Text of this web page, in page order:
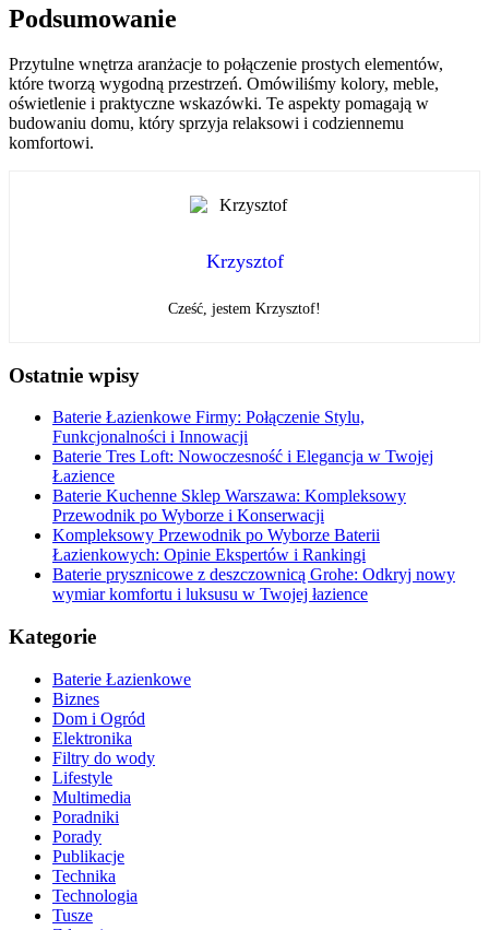
Podsumowanie
Przytulne wnętrza aranżacje to połączenie prostych elementów,
które tworzą wygodną przestrzeń. Omówiliśmy kolory, meble,
oświetlenie i praktyczne wskazówki. Te aspekty pomagają w
budowaniu domu, który sprzyja relaksowi i codziennemu
komfortowi.
Krzysztof
Cześć, jestem Krzysztof!
Ostatnie wpisy
Baterie Łazienkowe Firmy: Połączenie Stylu,
Funkcjonalności i Innowacji
Baterie Tres Loft: Nowoczesność i Elegancja w Twojej
Łazience
Baterie Kuchenne Sklep Warszawa: Kompleksowy
Przewodnik po Wyborze i Konserwacji
Kompleksowy Przewodnik po Wyborze Baterii
Łazienkowych: Opinie Ekspertów i Rankingi
Baterie prysznicowe z deszczownicą Grohe: Odkryj nowy
wymiar komfortu i luksusu w Twojej łazience
Kategorie
Baterie Łazienkowe
Biznes
Dom i Ogród
Elektronika
Filtry do wody
Lifestyle
Multimedia
Poradniki
Porady
Publikacje
Technika
Technologia
Tusze